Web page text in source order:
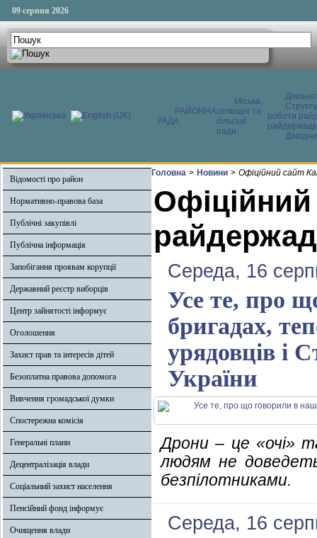
09 серпня 2026
РАЙОННА
РАДА
Міська,
селищні та
сільські
ради
роботи
Відомості про район
Нормативно-правова база
Публічні закупівлі
Публічна інформація
Запобігання проявам корупції
Державний реєстр виборців
Центр зайнятості інформує
Оголошення
Захист прав та інтересів дітей
Безоплатна правова допомога
Вивчення громадської думки
Спостережна комісія
Генеральні плани
Децентралізація влади
Соціальний захист населення
Пенсійний фонд інформує
Очищення влади
Головна > Новини > Офіційний сайт
Середа, 16
Усе те, про
бригадах,
урядовців і
України
Дрони – це «очі»
людям не
безпілотниками.
Середа, 16